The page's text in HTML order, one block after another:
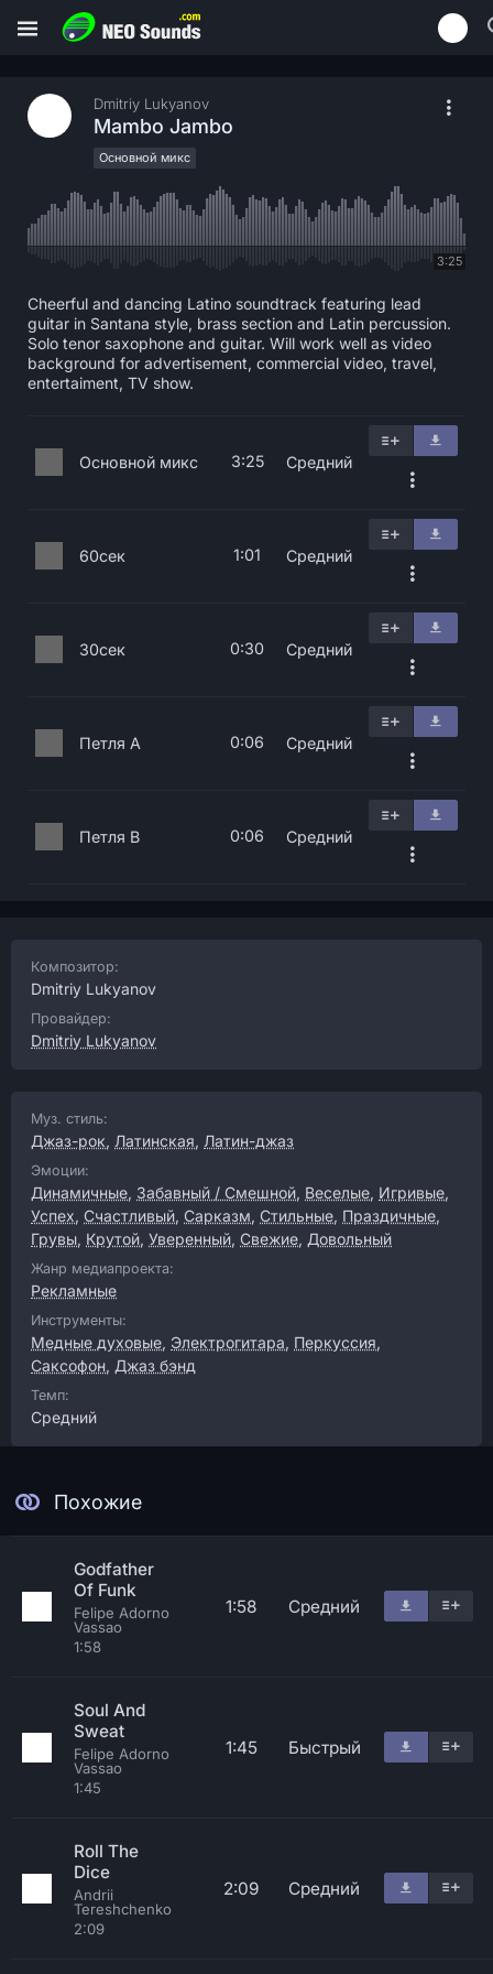
Dmitriy Lukyanov
Mambo Jambo
Основной микс
3:25
Cheerful and dancing Latino soundtrack featuring lead
guitar in Santana style, brass section and Latin percussion.
Solo tenor saxophone and guitar. Will work well as video
background for advertisement, commercial video, travel,
entertaiment, TV show.
Основной микс 3:25 Средний
60сек 1:01 Средний
30сек 0:30 Средний
Петля A 0:06 Средний
Петля B 0:06 Средний
Композитор:
Dmitriy Lukyanov
Провайдер:
Dmitriy Lukyanov
Муз. стиль:
Джаз-рок, Латинская, Латин-джаз
Эмоции:
Динамичные, Забавный / Смешной, Веселые, Игривые,
Успех, Счастливый, Сарказм, Стильные, Праздичные,
Грувы, Крутой, Уверенный, Свежие, Довольный
Жанр медиапроекта:
Рекламные
Инструменты:
Медные духовые, Электрогитара, Перкуссия,
Саксофон, Джаз бэнд
Темп:
Средний
Похожие
Godfather
Of Funk
Felipe Adorno
Vassao
1:58
1:58 Средний
Soul And
Sweat
Felipe Adorno
Vassao
1:45
1:45 Быстрый
Roll The
Dice
Andrii
Tereshchenko
2:09
2:09 Средний